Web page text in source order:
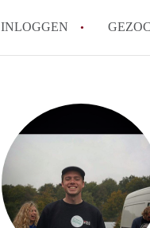
INLOGGEN
How to translate
Wat is
Hoeveel kost het
Wat is de
Berekent